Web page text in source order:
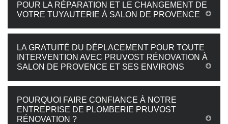
POUR LA RÉPARATION ET LE CHANGEMENT DE
VOTRE TUYAUTERIE À SALON DE PROVENCE
LA GRATUITÉ DU DÉPLACEMENT POUR TOUTE
INTERVENTION AVEC PRUVOST RÉNOVATION À
SALON DE PROVENCE ET SES ENVIRONS
POURQUOI FAIRE CONFIANCE À NOTRE
ENTREPRISE DE PLOMBERIE PRUVOST
RÉNOVATION ?